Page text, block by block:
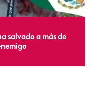
salvado a más de